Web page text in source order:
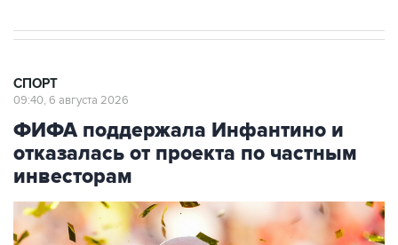
СПОРТ
09:40, 6 августа 2026
ФИФА поддержала Инфантино и
отказалась от проекта по частным
инвесторам